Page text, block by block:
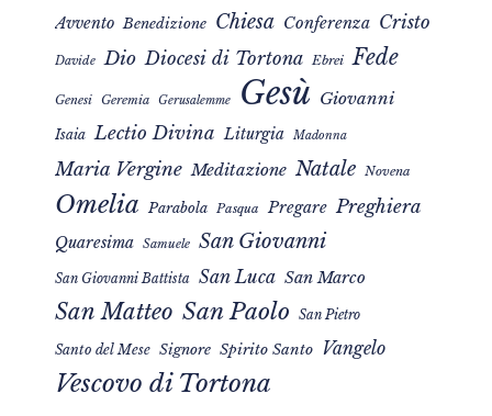
Avvento Benedizione Chiesa Conferenza Cristo
Davide Dio Diocesi di Tortona Ebrei Fede
Genesi Geremia Gerusalemme Gesù Giovanni
Isaia Lectio Divina Liturgia Madonna
Maria Vergine Meditazione Natale Novena
Omelia Parabola Pasqua Pregare Preghiera
Quaresima Samuele San Giovanni
San Giovanni Battista San Luca San Marco
San Matteo San Paolo San Pietro
Santo del Mese Signore Spirito Santo Vangelo
Vescovo di Tortona